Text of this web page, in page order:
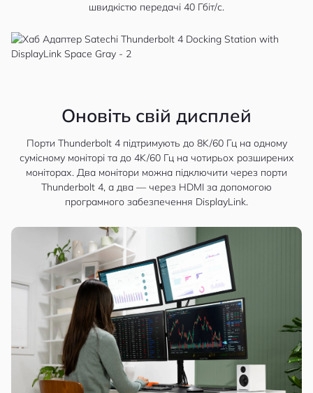
швидкістю передачі 40 Гбіт/с.
Оновіть свій дисплей
Порти Thunderbolt 4 підтримують до 8K/60 Гц на одному
сумісному моніторі та до 4K/60 Гц на чотирьох розширених
моніторах. Два монітори можна підключити через порти
Thunderbolt 4, а два — через HDMI за допомогою
програмного забезпечення DisplayLink.